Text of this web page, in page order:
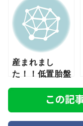
産まれまし
た！！低置胎盤
だったけ